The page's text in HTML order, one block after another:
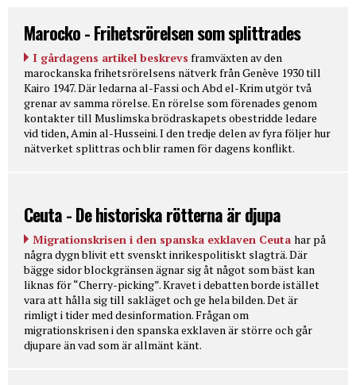
Marocko - Frihetsrörelsen som splittrades
I gårdagens artikel beskrevs framväxten av den
marockanska frihetsrörelsens nätverk från Genève 1930 till
Kairo 1947. Där ledarna al-Fassi och Abd el-Krim utgör två
grenar av samma rörelse. En rörelse som förenades genom
kontakter till Muslimska brödraskapets obestridde ledare
vid tiden, Amin al-Husseini. I den tredje delen av fyra följer hur
nätverket splittras och blir ramen för dagens konflikt.
Ceuta - De historiska rötterna är djupa
Migrationskrisen i den spanska exklaven Ceuta har på
några dygn blivit ett svenskt inrikespolitiskt slagträ. Där
bägge sidor blockgränsen ägnar sig åt något som bäst kan
liknas för “Cherry-picking”. Kravet i debatten borde istället
vara att hålla sig till sakläget och ge hela bilden. Det är
rimligt i tider med desinformation. Frågan om
migrationskrisen i den spanska exklaven är större och går
djupare än vad som är allmänt känt.